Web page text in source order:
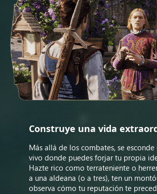
Construye una vida
Más allá de los combates, se
vivo donde puedes forjar tu propia
Hazte rico como terrateniente o
a una aldeana (o a tres), ten un
observa cómo tu reputación te